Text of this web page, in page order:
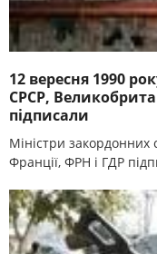
12 вересня 1990
СРСР,
підписали
Міністри
Франції, ФРН і ГДР